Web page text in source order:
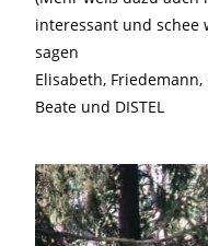
interessant und schee
sagen
Elisabeth,
Beate und DISTEL